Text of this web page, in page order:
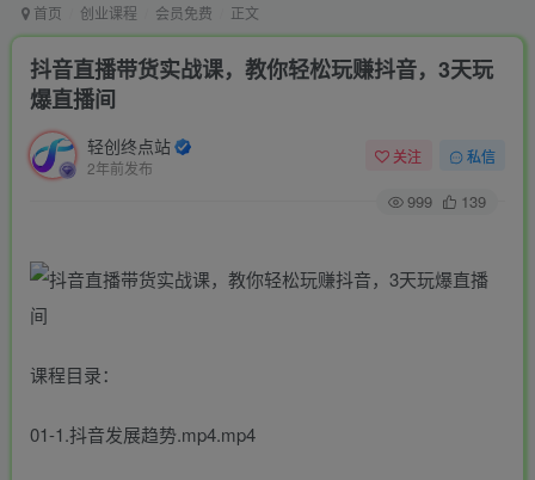
首页 创业课程 会员免费 正文
抖音直播带货实战课，教你轻松玩赚抖音，3天玩
爆直播间
轻创终点站
2年前发布
关注 私信
999 139
课程目录：
01-1.抖音发展趋势.mp4.mp4